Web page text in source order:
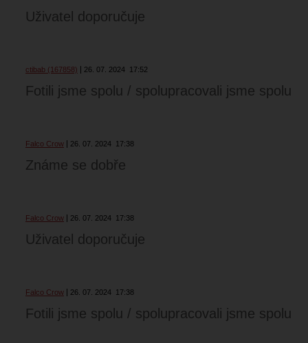
Uživatel doporučuje
ctibab (167858) 26. 07. 2024 17:52
Fotili jsme spolu / spolupracovali jsme spolu
Falco Crow 26. 07. 2024 17:38
Známe se dobře
Falco Crow 26. 07. 2024 17:38
Uživatel doporučuje
Falco Crow 26. 07. 2024 17:38
Fotili jsme spolu / spolupracovali jsme spolu